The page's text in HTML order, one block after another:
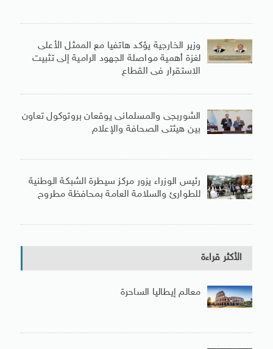
وزير الخارجية يؤكد هاتفيا مع الممثل الأعلى
لغزة أهمية مواصلة الجهود الرامية إلى تثبيت
الاستقرار فى القطاع
الشوربجى والمسلمانى يوقعان بروتوكول تعاون
بين هيئتى الصحافة والإعلام
رئيس الوزراء يزور مركز سيطرة الشبكة الوطنية
للطوارئ والسلامة العامة بمحافظة مطروح
الأكثر قراءة
معالم إيطاليا الساحرة